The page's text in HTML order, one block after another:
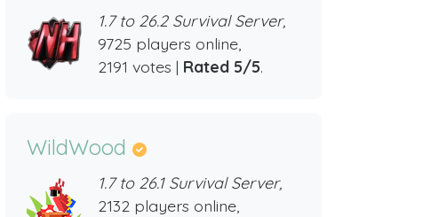
1.7 to 26.2 Survival Server,
9725 players online,
2191 votes | Rated 5/5.
WildWood
1.7 to 26.1 Survival Server,
2132 players online,